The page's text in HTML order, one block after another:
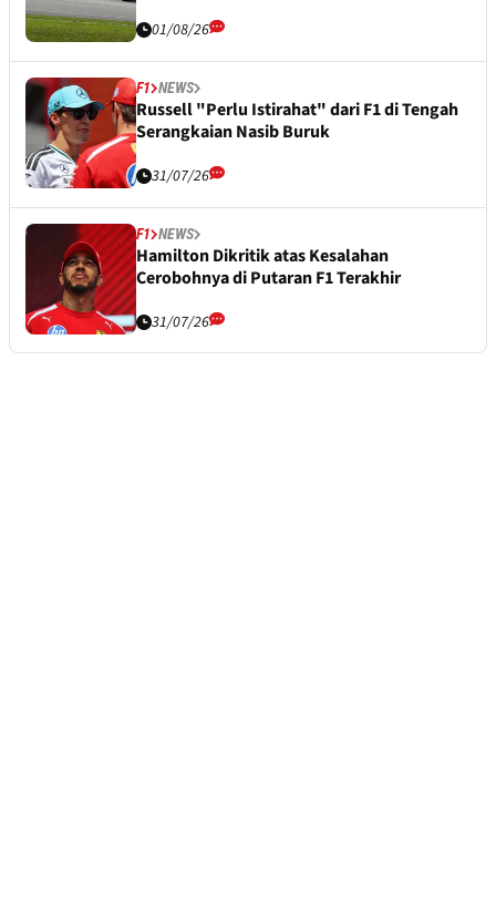
01/08/26
F1 NEWS
Russell "Perlu Istirahat" dari F1 di Tengah
Serangkaian Nasib Buruk
31/07/26
F1 NEWS
Hamilton Dikritik atas Kesalahan
Cerobohnya di Putaran F1 Terakhir
31/07/26